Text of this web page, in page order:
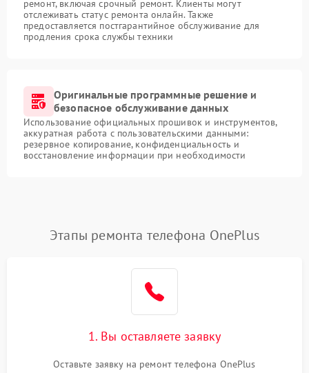
ремонт, включая срочный ремонт. Клиенты могут
отслеживать статус ремонта онлайн. Также
предоставляется постгарантийное обслуживание для
продления срока службы техники
Оригинальные программные решение и
безопасное обслуживание данных
Использование официальных прошивок и инструментов,
аккуратная работа с пользовательскими данными:
резервное копирование, конфиденциальность и
восстановление информации при необходимости
Этапы ремонта телефона OnePlus
1. Вы оставляете заявку
Оставьте заявку на ремонт телефона OnePlus